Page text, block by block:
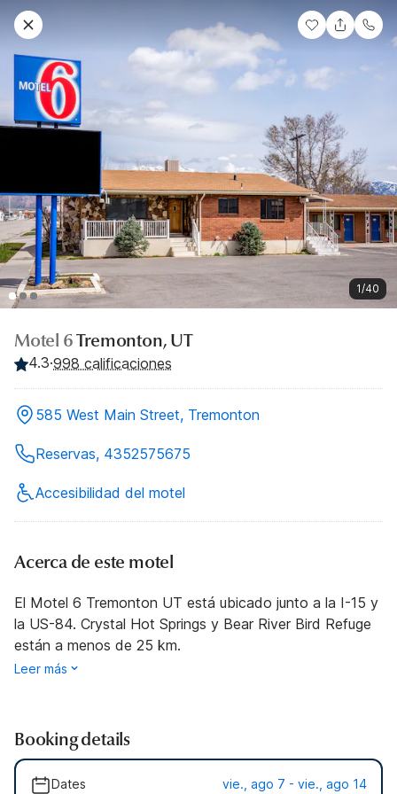
1/40
Motel 6Tremonton, UT
4.3·998 calificaciones
585 West Main Street, Tremonton
Reservas, 4352575675
Accesibilidad del motel
Acerca de este motel
El Motel 6 Tremonton UT está ubicado junto a la I-15 y
la US-84. Crystal Hot Springs y Bear River Bird Refuge
están a menos de 25 km.
Leer más
Booking details
Dates vie., ago 7 - vie., ago 14